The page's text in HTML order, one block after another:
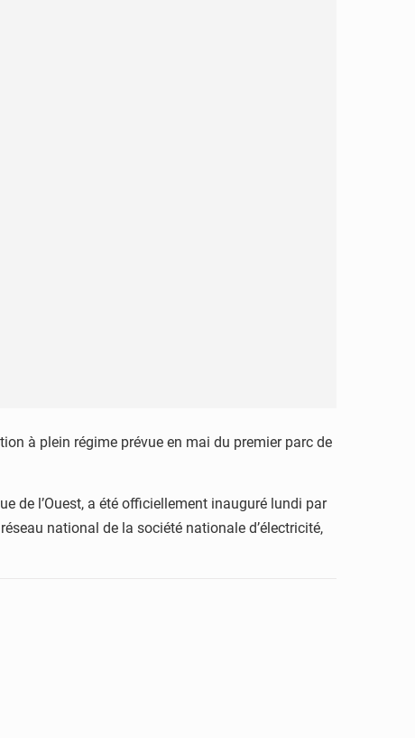
à plein régime prévue en mai du premier parc de
de l’Ouest, a été officiellement inauguré lundi par
national de la société nationale d’électricité,